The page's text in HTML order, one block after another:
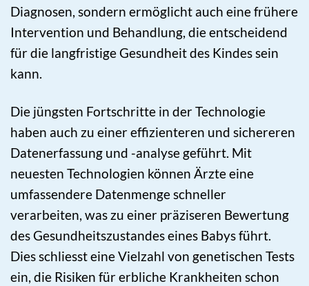
Diagnosen, sondern ermöglicht auch eine frühere
Intervention und Behandlung, die entscheidend
für die langfristige Gesundheit des Kindes sein
kann.
Die jüngsten Fortschritte in der Technologie
haben auch zu einer effizienteren und sichereren
Datenerfassung und -analyse geführt. Mit
neuesten Technologien können Ärzte eine
umfassendere Datenmenge schneller
verarbeiten, was zu einer präziseren Bewertung
des Gesundheitszustandes eines Babys führt.
Dies schliesst eine Vielzahl von genetischen Tests
ein, die Risiken für erbliche Krankheiten schon